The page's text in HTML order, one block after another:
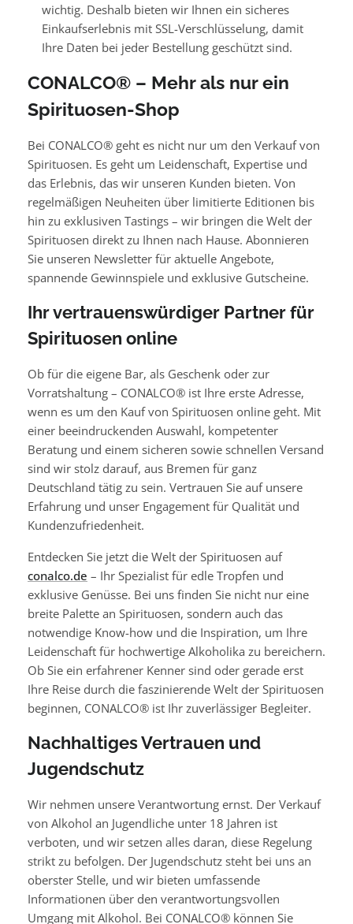
wichtig. Deshalb bieten wir Ihnen ein sicheres
Einkaufserlebnis mit SSL-Verschlüsselung, damit
Ihre Daten bei jeder Bestellung geschützt sind.
CONALCO® – Mehr als nur ein
Spirituosen-Shop
Bei CONALCO® geht es nicht nur um den Verkauf von
Spirituosen. Es geht um Leidenschaft, Expertise und
das Erlebnis, das wir unseren Kunden bieten. Von
regelmäßigen Neuheiten über limitierte Editionen bis
hin zu exklusiven Tastings – wir bringen die Welt der
Spirituosen direkt zu Ihnen nach Hause. Abonnieren
Sie unseren Newsletter für aktuelle Angebote,
spannende Gewinnspiele und exklusive Gutscheine.
Ihr vertrauenswürdiger Partner für
Spirituosen online
Ob für die eigene Bar, als Geschenk oder zur
Vorratshaltung – CONALCO® ist Ihre erste Adresse,
wenn es um den Kauf von Spirituosen online geht. Mit
einer beeindruckenden Auswahl, kompetenter
Beratung und einem sicheren sowie schnellen Versand
sind wir stolz darauf, aus Bremen für ganz
Deutschland tätig zu sein. Vertrauen Sie auf unsere
Erfahrung und unser Engagement für Qualität und
Kundenzufriedenheit.
Entdecken Sie jetzt die Welt der Spirituosen auf
conalco.de – Ihr Spezialist für edle Tropfen und
exklusive Genüsse. Bei uns finden Sie nicht nur eine
breite Palette an Spirituosen, sondern auch das
notwendige Know-how und die Inspiration, um Ihre
Leidenschaft für hochwertige Alkoholika zu bereichern.
Ob Sie ein erfahrener Kenner sind oder gerade erst
Ihre Reise durch die faszinierende Welt der Spirituosen
beginnen, CONALCO® ist Ihr zuverlässiger Begleiter.
Nachhaltiges Vertrauen und
Jugendschutz
Wir nehmen unsere Verantwortung ernst. Der Verkauf
von Alkohol an Jugendliche unter 18 Jahren ist
verboten, und wir setzen alles daran, diese Regelung
strikt zu befolgen. Der Jugendschutz steht bei uns an
oberster Stelle, und wir bieten umfassende
Informationen über den verantwortungsvollen
Umgang mit Alkohol. Bei CONALCO® können Sie